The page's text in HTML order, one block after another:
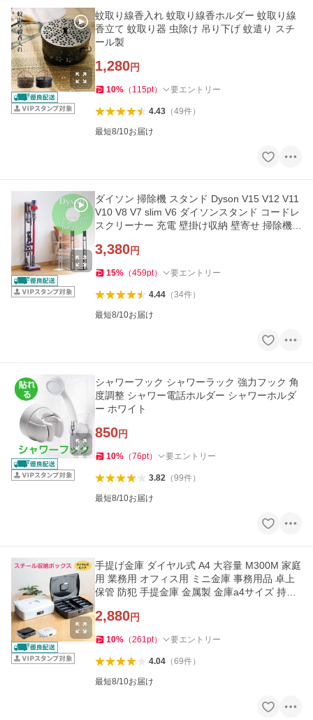
蚊取り線香入れ 蚊取り線香ホルダー 蚊取り線
香立て 蚊取り器 虫除け 吊り下げ 蚊遣り スチ
ール製
1,280円
10% （ 115pt） 要エントリー
4.43（49件）
最短8/10お届け
ダイソン 掃除機 スタンド Dyson V15 V12 V11
V10 V8 V7 slim V6 ダイソンスタンド コードレ
スクリーナー 充電 壁掛け収納 壁寄せ 掃除機立
3,380円
15% （459pt） 要エントリー
4.44（34件）
最短8/10お届け
シャワーフック シャワーラック 強力フック 角
度調整 シャワー電話ホルダー シャワーホルダ
ー ホワイト
850円
10% （76pt） 要エントリー
3.82（99件）
最短8/10お届け
手提げ金庫 ダイヤル式 A4 大容量 M300M 家庭
用 業務用 オフィス用 ミニ金庫 事務用品 卓上
保管 防犯 手提金庫 金属製 金庫a4サイズ 持ち
2,880円
10% （261pt） 要エントリー
4.04（69件）
最短8/10お届け